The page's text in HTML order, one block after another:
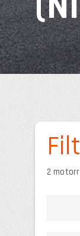
2